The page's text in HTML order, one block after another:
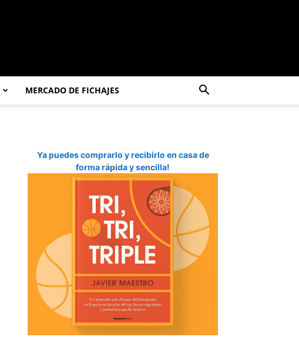
MERCADO DE FICHAJES
Ya puedes comprarlo y recibirlo en casa de
forma rápida y sencilla!